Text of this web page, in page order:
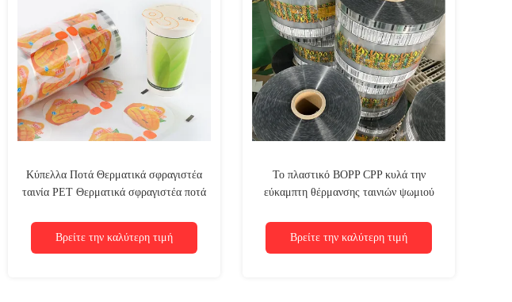
Κύπελλα Ποτά Θερματικά σφραγιστέα
ταινία PET Θερματικά σφραγιστέα ποτά
Βρείτε την καλύτερη τιμή
Το πλαστικό BOPP CPP κυλά την
εύκαμπτη θέρμανσης ταινιών ψωμιού
Βρείτε την καλύτερη τιμή